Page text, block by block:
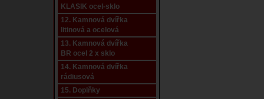
KLASIK ocel-sklo
12. Kamnová dvířka
litinová a ocelová
13. Kamnová dvířka
BR ocel 2 x sklo
14. Kamnová dvířka
rádiusová
15. Doplňky